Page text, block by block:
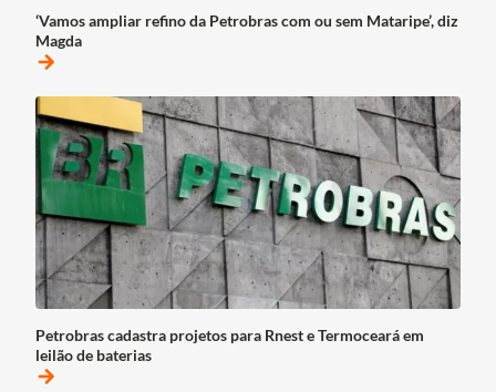
‘Vamos ampliar refino da Petrobras com ou sem Mataripe’, diz
Magda
arrow_forward
Petrobras cadastra projetos para Rnest e Termoceará em
leilão de baterias
arrow_forward